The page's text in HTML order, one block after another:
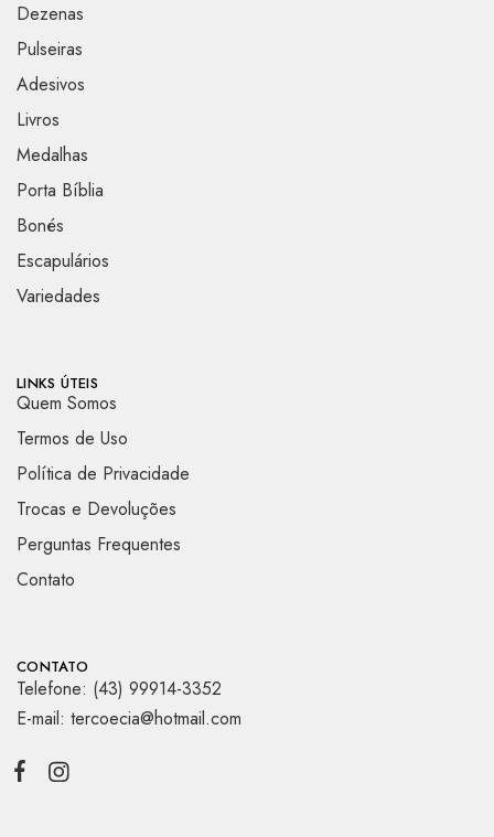
Dezenas
Pulseiras
Adesivos
Livros
Medalhas
Porta Bíblia
Bonés
Escapulários
Variedades
LINKS ÚTEIS
Quem Somos
Termos de Uso
Política de Privacidade
Trocas e Devoluções
Perguntas Frequentes
Contato
CONTATO
Telefone: (43) 99914-3352
E-mail: tercoecia@hotmail.com